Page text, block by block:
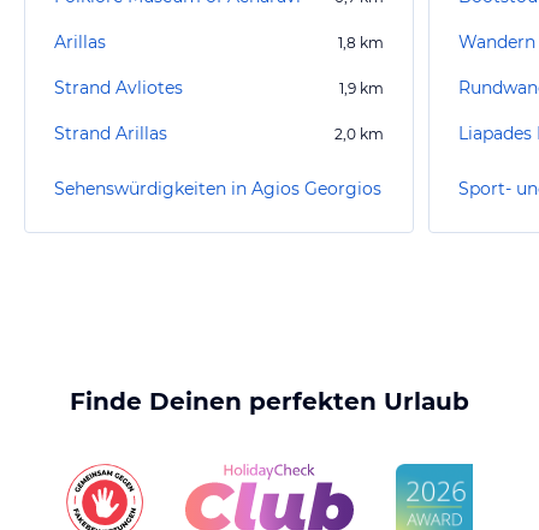
Arillas 1,8 km
Strand Avliotes 1,9 km
Strand Arillas 2,0 km
Sehenswürdigkeiten in Agios Georgios
Finde Deinen perfekten Urlaub